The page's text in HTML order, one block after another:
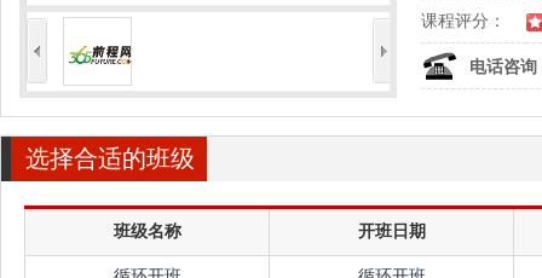
课程评分：
电话咨询
选择合适的班级
班级名称 开班日期